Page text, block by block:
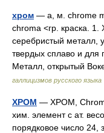
хром — а, м. chrome
chroma <гр. краска.
серебристый металл,
твердых сплаво и для
Металл, открытый
галлицизмов русского языка
ХРОМ — ХРОМ,
хим. элемент с ат.
порядковое число 24,